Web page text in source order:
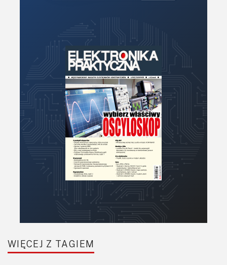
Optoelektronika
PCB/Montaż
Podstawy elektroniki
Podzespoły bierne
Półprzewodniki
Pomiary i testy
Projektowanie
Sensory
WIĘCEJ Z TAGIEM